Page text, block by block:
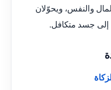
والنفس، ويحوّلان
إلى جسد متكافل.